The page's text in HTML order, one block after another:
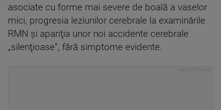
asociate cu forme mai severe de boală a vaselor
mici, progresia leziunilor cerebrale la examinările
RMN şi apariţia unor noi accidente cerebrale
„silenţioase”, fără simptome evidente.